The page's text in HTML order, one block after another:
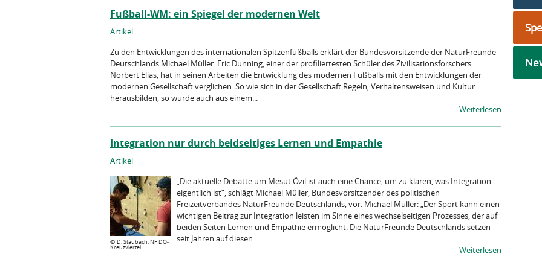
Fußball-WM: ein Spiegel der modernen Welt
Artikel
Zu den Entwicklungen des internationalen Spitzenfußballs erklärt der Bundesvorsitzende der NaturFreunde
Deutschlands Michael Müller: Eric Dunning, einer der profiliertesten Schüler des Zivilisationsforschers
Norbert Elias, hat in seinen Arbeiten die Entwicklung des modernen Fußballs mit den Entwicklungen der
modernen Gesellschaft verglichen: So wie sich in der Gesellschaft Regeln, Verhaltensweisen und Kultur
herausbilden, so wurde auch aus einem...
Weiterlesen
Integration nur durch beidseitiges Lernen und Empathie
Artikel
© D. Staubach, NF DO-
Kreuzviertel
„Die aktuelle Debatte um Mesut Özil ist auch eine Chance, um zu klären, was Integration
eigentlich ist“, schlägt Michael Müller, Bundesvorsitzender des politischen
Freizeitverbandes NaturFreunde Deutschlands, vor. Michael Müller: „Der Sport kann einen
wichtigen Beitrag zur Integration leisten im Sinne eines wechselseitigen Prozesses, der auf
beiden Seiten Lernen und Empathie ermöglicht. Die NaturFreunde Deutschlands setzen
seit Jahren auf diesen...
Weiterlesen